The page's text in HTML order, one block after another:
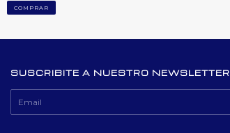
COMPRAR
SUSCRIBITE A NUESTRO NEWSLETTER